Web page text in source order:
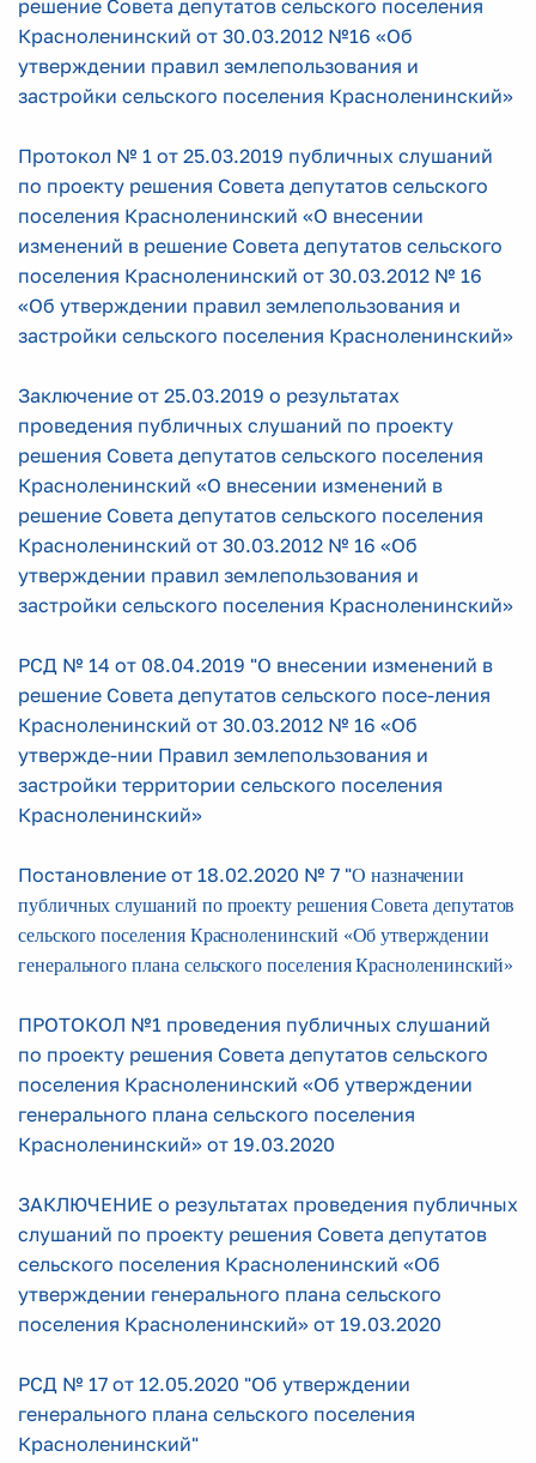
решение Совета депутатов сельского поселения
Красноленинский от 30.03.2012 №16 «Об
утверждении правил землепользования и
застройки сельского поселения Красноленинский»
Протокол № 1 от 25.03.2019 публичных слушаний
по проекту решения Совета депутатов сельского
поселения Красноленинский «О внесении
изменений в решение Совета депутатов сельского
поселения Красноленинский от 30.03.2012 № 16
«Об утверждении правил землепользования и
застройки сельского поселения Красноленинский»
Заключение от 25.03.2019 о результатах
проведения публичных слушаний по проекту
решения Совета депутатов сельского поселения
Красноленинский «О внесении изменений в
решение Совета депутатов сельского поселения
Красноленинский от 30.03.2012 № 16 «Об
утверждении правил землепользования и
застройки сельского поселения Красноленинский»
РСД № 14 от 08.04.2019 "О внесении изменений в
решение Совета депутатов сельского посе-ления
Красноленинский от 30.03.2012 № 16 «Об
утвержде-нии Правил землепользования и
застройки территории сельского поселения
Красноленинский»
Постановление от 18.02.2020 № 7 "О назначении
публичных слушаний по проекту решения Совета депутатов
сельского поселения Красноленинский «Об утверждении
генерального плана сельского поселения Красноленинский»
ПРОТОКОЛ №1 проведения публичных слушаний
по проекту решения Совета депутатов сельского
поселения Красноленинский «Об утверждении
генерального плана сельского поселения
Красноленинский» от 19.03.2020
ЗАКЛЮЧЕНИЕ о результатах проведения публичных
слушаний по проекту решения Совета депутатов
сельского поселения Красноленинский «Об
утверждении генерального плана сельского
поселения Красноленинский» от 19.03.2020
РСД № 17 от 12.05.2020 "Об утверждении
генерального плана сельского поселения
Красноленинский"